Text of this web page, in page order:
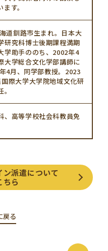
す。
道釧路市生まれ。日本大
研究科博士後期課程満期
学助手ののち、2002年4
大学総合文化学部講師に
4月、同学部教授。2023
際大学大学院地域文化研
、高等学校社会科教員免
派遣について
ちら
戻る